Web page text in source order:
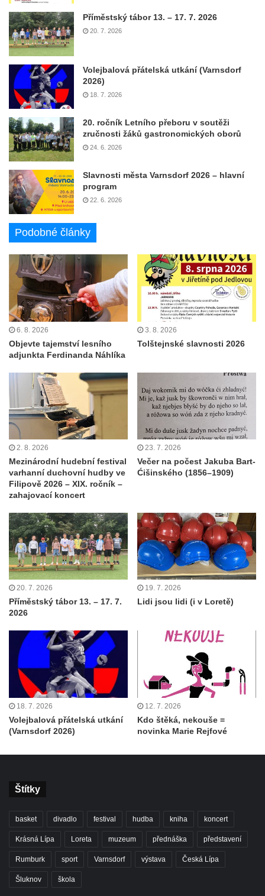
Příměstský tábor 13. – 17. 7. 2026
20. 7. 2026
Volejbalová přátelská utkání (Varnsdorf
2026)
18. 7. 2026
20. ročník Letního přeboru v soutěži
zručnosti žáků gastronomických oborů
24. 6. 2026
Slavnosti města Varnsdorf 2026 – hlavní
program
22. 6. 2026
Podobné články
6. 8. 2026
Objevte tajemství lesního
adjunkta Ferdinanda Náhlíka
3. 8. 2026
Tolštejnské slavnosti 2026
2. 8. 2026
Mezinárodní hudební festival
varhanní duchovní hudby ve
Filipově 2026 – XIX. ročník –
zahajovací koncert
23. 7. 2026
Večer na počest Jakuba Bart-
Ćišinského (1856–1909)
20. 7. 2026
Příměstský tábor 13. – 17. 7.
2026
19. 7. 2026
Lidi jsou lidi (i v Loretě)
18. 7. 2026
Volejbalová přátelská utkání
(Varnsdorf 2026)
12. 7. 2026
Kdo štěká, nekouše =
novinka Marie Rejfové
Štítky
basket divadlo festival hudba kniha koncert
Krásná Lípa Loreta muzeum přednáška představení
Rumburk sport Varnsdorf výstava Česká Lípa
Šluknov škola